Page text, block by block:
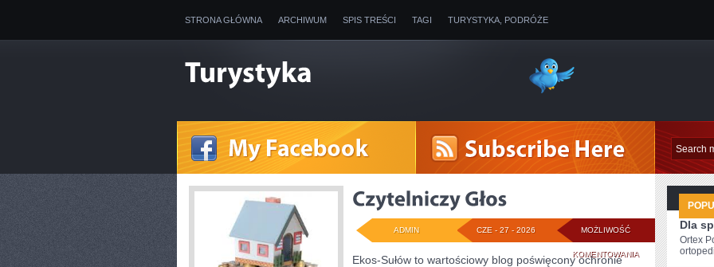
STRONA GŁÓWNA ARCHIWUM SPIS TREŚCI TAGI TURYSTYKA, PODRÓŻE
MOŻLIWOŚĆ
KOMENTOWANIACZYTELNICZY
CZE - 27 - 2026
ADMIN
Ekos-Sułów to wartościowy blog poświęcony ochronie
Dla
Ortex